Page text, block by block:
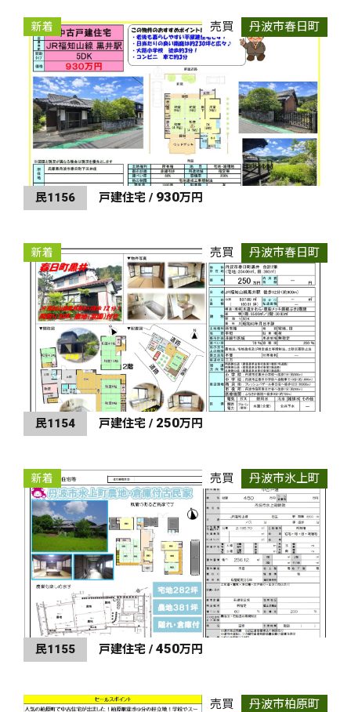
新着 売買 丹波市春日町
民1156 戸建住宅 / 930万円
新着 売買 丹波市春日町
民1154 戸建住宅 / 250万円
新着 売買 丹波市氷上町
民1155 戸建住宅 / 450万円
売買 丹波市柏原町